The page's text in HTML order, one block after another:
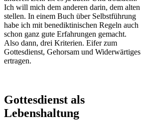
Ich will mich dem anderen darin, dem alten
stellen. In einem Buch über Selbstführung
habe ich mit benediktinischen Regeln auch
schon ganz gute Erfahrungen gemacht.
Also dann, drei Kriterien. Eifer zum
Gottesdienst, Gehorsam und Widerwärtiges
ertragen.
Gottesdienst als
Lebenshaltung